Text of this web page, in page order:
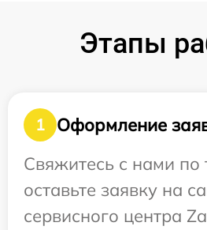
Этапы
1
Оформление
Свяжитесь с нами по
оставьте заявку на
сервисного центра